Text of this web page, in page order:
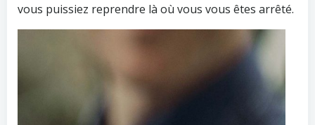
vous puissiez reprendre là où vous vous êtes arrêté.